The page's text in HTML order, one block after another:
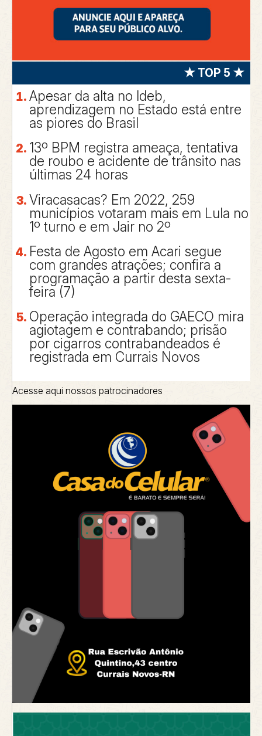
★ TOP 5 ★
Apesar da alta no Ideb,
aprendizagem no Estado está entre
as piores do Brasil
13º BPM registra ameaça, tentativa
de roubo e acidente de trânsito nas
últimas 24 horas
Viracasacas? Em 2022, 259
municípios votaram mais em Lula no
1º turno e em Jair no 2º
Festa de Agosto em Acari segue
com grandes atrações; confira a
programação a partir desta sexta-
feira (7)
Operação integrada do GAECO mira
agiotagem e contrabando; prisão
por cigarros contrabandeados é
registrada em Currais Novos
Acesse aqui nossos patrocinadores